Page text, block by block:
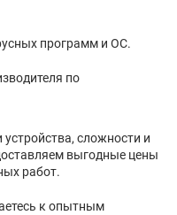
программ и ОС.
по
сложности и
выгодные цены
работ.
к опытным